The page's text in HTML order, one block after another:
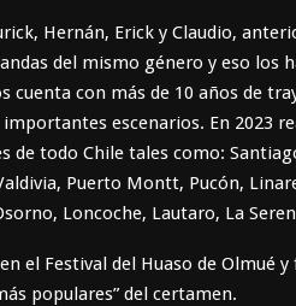
Hernán, Erick y Claudio,
del mismo género y eso los
cuenta con más de 10 años de
escenarios. En 2023
de todo Chile tales como:
Puerto Montt, Pucón,
Loncoche, Lautaro, La
el Festival del Huaso de Olmué
populares” del certamen.